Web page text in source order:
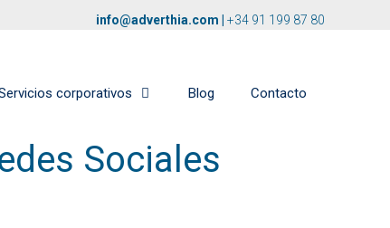
info@adverthia.com +34 91 199 87 80
corporativos Blog Contacto
Sociales